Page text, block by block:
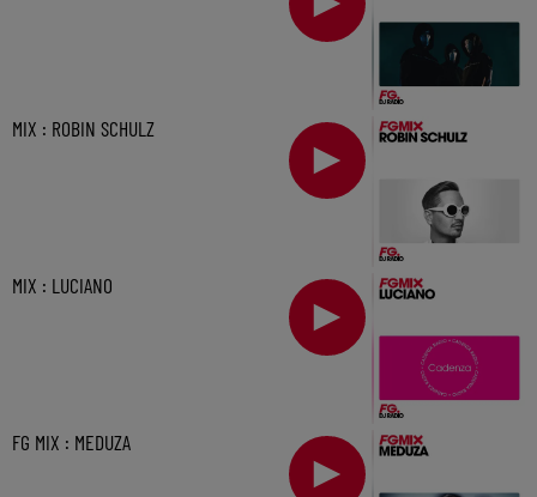
MIX : ROBIN SCHULZ
MIX : LUCIANO
FG MIX : MEDUZA